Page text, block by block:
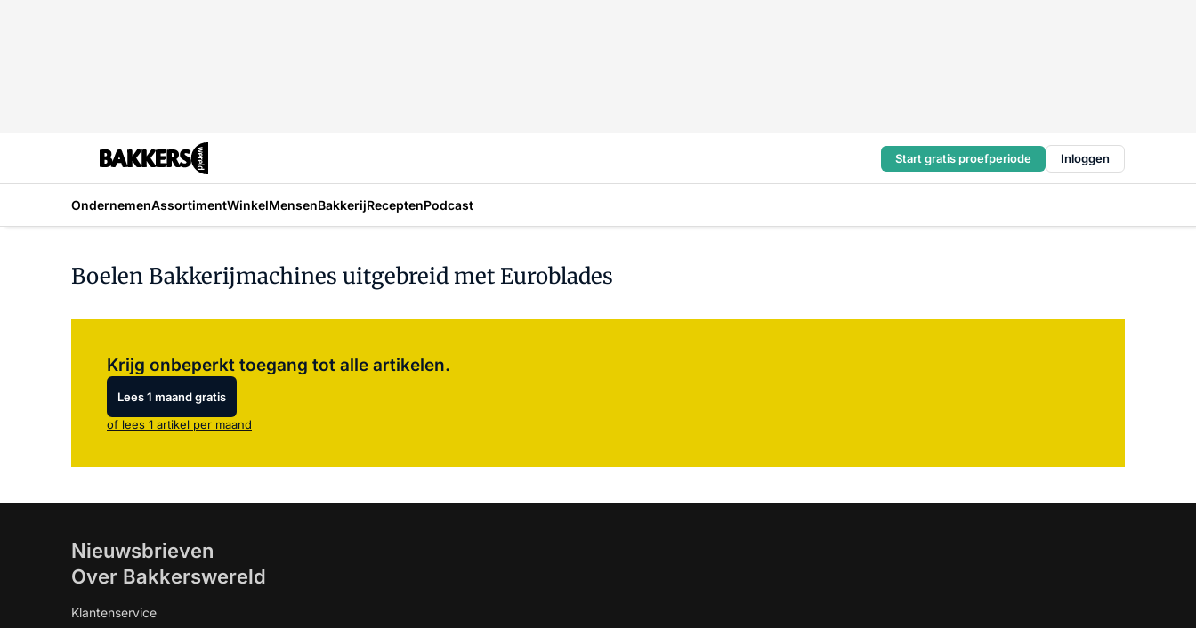
Start gratis proefperiode Inloggen
OndernemenAssortimentWinkelMensenBakkerijReceptenPodcast
Boelen Bakkerijmachines uitgebreid met Euroblades
Krijg onbeperkt toegang tot alle artikelen.
Lees 1 maand gratis
of lees 1 artikel per maand
Nieuwsbrieven
Over Bakkerswereld
Klantenservice